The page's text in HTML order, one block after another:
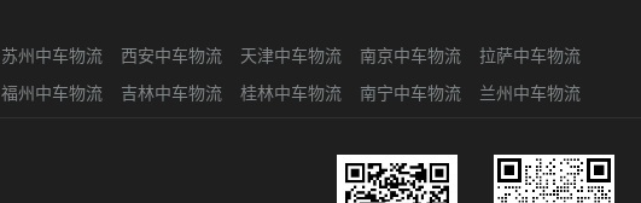
苏州中车物流 西安中车物流 天津中车物流 南京中车物流
拉萨中车物流
福州中车物流 吉林中车物流 桂林中车物流 南宁中车物流 兰州中车物流